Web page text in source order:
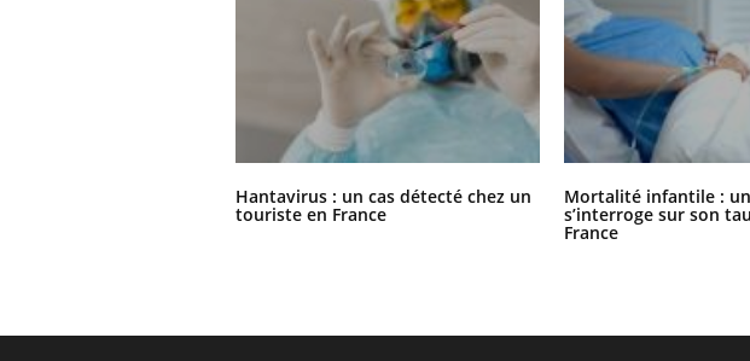
Hantavirus : un cas détecté chez un
touriste en France
Mortalité infantile :
s’interroge sur son
France